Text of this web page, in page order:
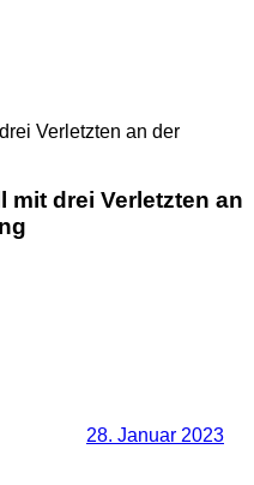
mit drei Verletzten an
28. Januar 2023